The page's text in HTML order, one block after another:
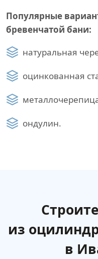
Популярные
бревенчатой бани:
натуральная
оцинкованная
ондулин.
из
в